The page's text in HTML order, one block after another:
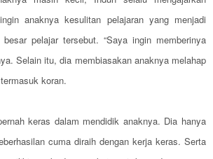
anaknya kesulitan pelajaran yang menjadi
pelajar tersebut. “Saya ingin memberinya
Selain itu, dia membiasakan anaknya melahap
koran.
keras dalam mendidik anaknya. Dia hanya
cuma diraih dengan kerja keras. Serta